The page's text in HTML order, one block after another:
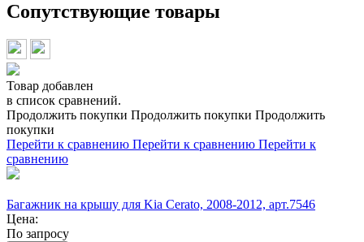
Сопутствующие товары
Товар добавлен
в список сравнений.
Продолжить покупки Продолжить покупки Продолжить
покупки
Перейти к сравнению Перейти к сравнению Перейти к
сравнению
Багажник на крышу для Kia Cerato, 2008-2012, арт.7546
Цена:
По запросу